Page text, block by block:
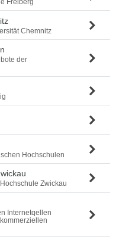
Freiberg
Chemnitz
der
Hochschulen
Zwickau
Internetqellen